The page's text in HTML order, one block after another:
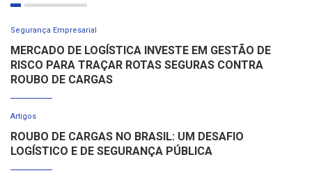
Segurança Empresarial
MERCADO DE LOGÍSTICA INVESTE EM GESTÃO DE
RISCO PARA TRAÇAR ROTAS SEGURAS CONTRA
ROUBO DE CARGAS
Artigos
ROUBO DE CARGAS NO BRASIL: UM DESAFIO
LOGÍSTICO E DE SEGURANÇA PÚBLICA